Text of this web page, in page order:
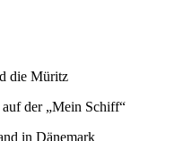
Müritz
der „Mein Schiff“
in Dänemark